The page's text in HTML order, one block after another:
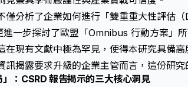
僅分析了企業如何進行「雙重重大性評估
一步探討了歐盟「Omnibus 行動方案」
在現有文獻中極為罕見，使得本研究具備高
訊揭露要求升級的企業主管而言，這份研究
：CSRD 報告揭示的三大核心洞見